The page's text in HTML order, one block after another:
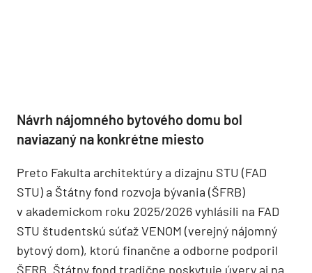
Návrh nájomného bytového domu bol
naviazaný na konkrétne miesto
Preto Fakulta architektúry a dizajnu STU (FAD
STU) a Štátny fond rozvoja bývania (ŠFRB)
v akademickom roku 2025/2026 vyhlásili na FAD
STU študentskú súťaž VENOM (verejný nájomný
bytový dom), ktorú finančne a odborne podporil
ŠFRB. Štátny fond tradične poskytuje úvery aj na